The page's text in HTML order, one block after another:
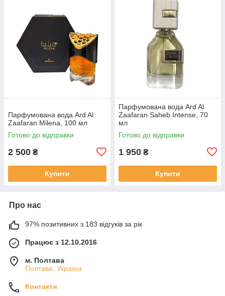
Парфумована вода Ard Al
Zaafaran Milena, 100 мл
Готово до відправки
2 500 ₴
Купити
Парфумована вода Ard Al
Zaafaran Saheb Intense, 70
мл
Готово до відправки
1 950 ₴
Купити
Про нас
97% позитивних з 183 відгуків за рік
Працює з 12.10.2016
м. Полтава
Полтава, Україна
Контакти